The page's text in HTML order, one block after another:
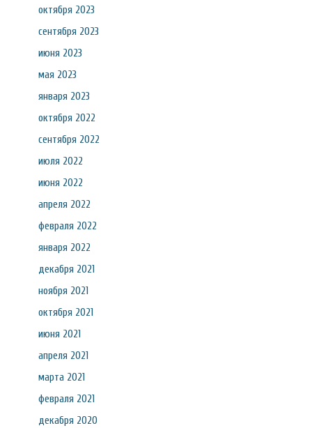
октября 2023
сентября 2023
июня 2023
мая 2023
января 2023
октября 2022
сентября 2022
июля 2022
июня 2022
апреля 2022
февраля 2022
января 2022
декабря 2021
ноября 2021
октября 2021
июня 2021
апреля 2021
марта 2021
февраля 2021
декабря 2020